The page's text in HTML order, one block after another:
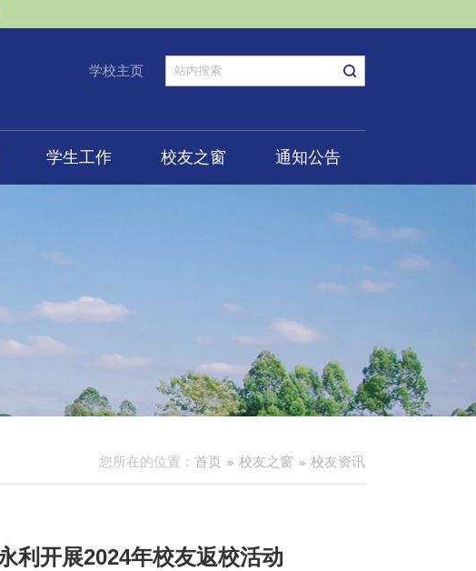
学校主页
学生工作 校友之窗 通知公告
您所在的位置： 首页 校友之窗 校友资讯
开展2024年校友返校活动